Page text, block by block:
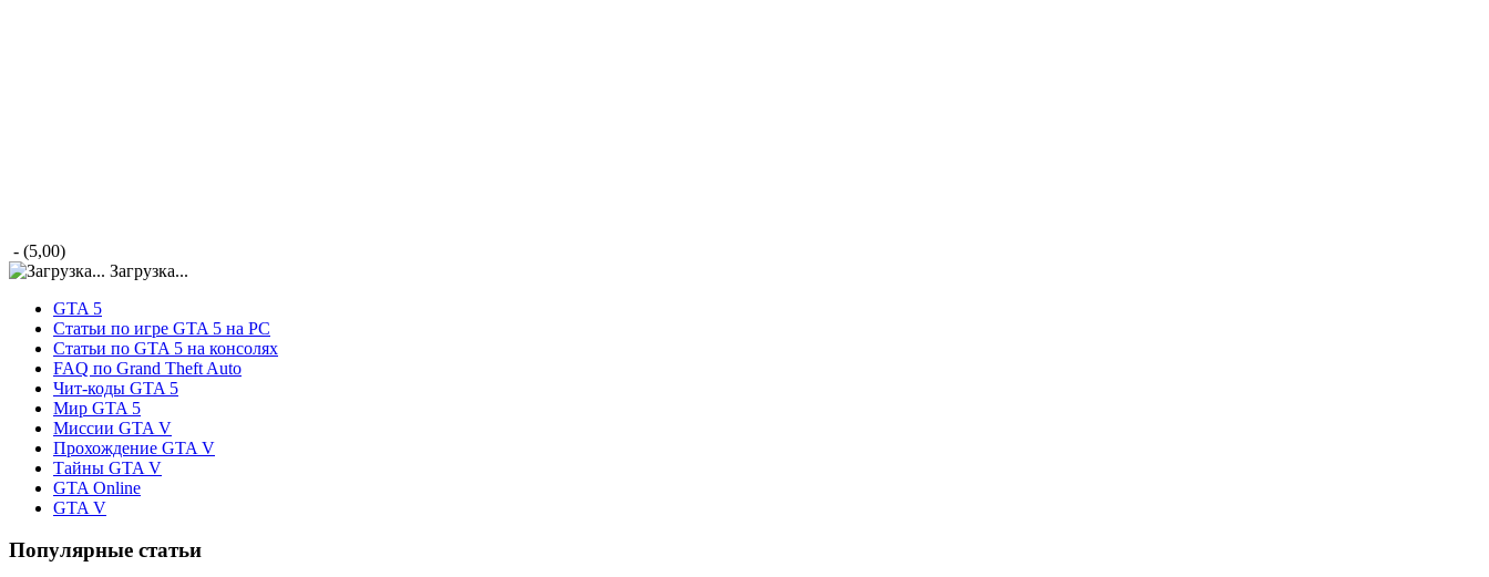
- (5,00)
Загрузка...
GTA 5
Статьи по игре GTA 5 на PC
Статьи по GTA 5 на консолях
FAQ по Grand Theft Auto
Чит-коды GTA 5
Мир GTA 5
Миссии GTA V
Прохождение GTA V
Тайны GTA V
GTA Online
GTA V
Популярные статьи